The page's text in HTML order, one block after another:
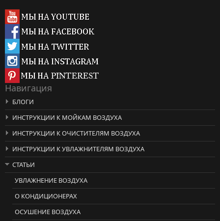
Навигация
БЛОГИ
ИНСТРУКЦИИ К МОЙКАМ ВОЗДУХА
ИНСТРУКЦИИ К ОЧИСТИТЕЛЯМ ВОЗДУХА
ИНСТРУКЦИИ К УВЛАЖНИТЕЛЯМ ВОЗДУХА
СТАТЬИ
УВЛАЖНЕНИЕ ВОЗДУХА
О КОНДИЦИОНЕРАХ
ОСУШЕНИЕ ВОЗДУХА